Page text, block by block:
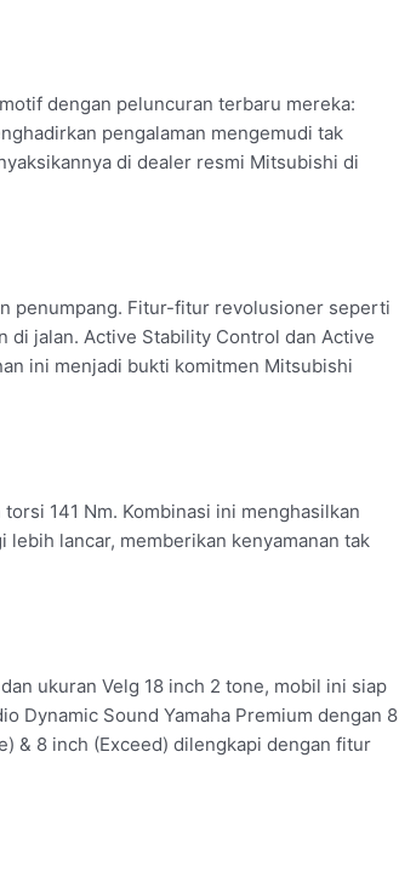
dengan peluncuran terbaru mereka:
pengalaman mengemudi tak
di dealer resmi Mitsubishi di
penumpang. Fitur-fitur revolusioner seperti
di jalan. Active Stability Control dan Active
ini menjadi bukti komitmen Mitsubishi
141 Nm. Kombinasi ini menghasilkan
lancar, memberikan kenyamanan tak
ukuran Velg 18 inch 2 tone, mobil ini siap
Dynamic Sound Yamaha Premium dengan 8
& 8 inch (Exceed) dilengkapi dengan fitur